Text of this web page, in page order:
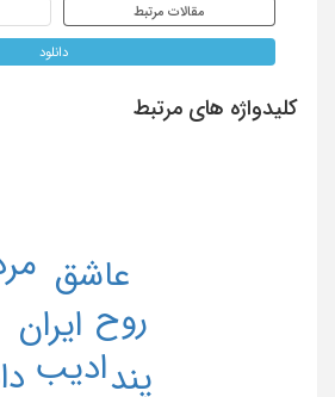
مقالات مرتبط
دانلود
کلیدواژه های مرتبط
ادیب
ایران
پند
روح
عاشق